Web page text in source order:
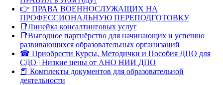
👉 ПРАВА ВОЕННОСЛУЖАЩИХ НА
ПРОФЕССИОНАЛЬНУЮ ПЕРЕПОДГОТОВКУ
📑Линейка консалтинговых услуг
📑Выгодное партнёрство для начинающих и успешно
развивающихся образовательных организаций
☎ Приобрести Курсы, Методички и Пособия ДПО для
СДО | Низкие цены от АНО НИИ ДПО
📕 Комплекты документов для образовательной
деятельности